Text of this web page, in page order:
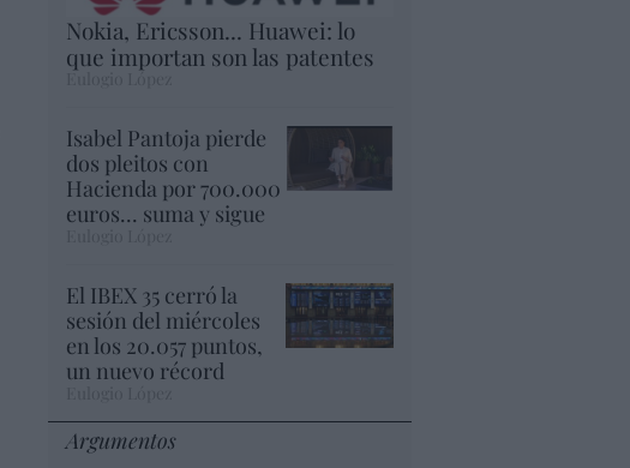
Nokia, Ericsson... Huawei: lo
que importan son las patentes
Eulogio López
Isabel Pantoja pierde
dos pleitos con
Hacienda por 700.000
euros... suma y sigue
El IBEX 35 cerró la
sesión del miércoles
en los 20.057 puntos,
un nuevo récord
Argumentos